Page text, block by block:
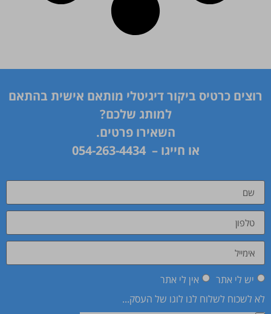
רוצים כרטיס ביקור דיגיטלי מותאם אישית בהתאם
למותג שלכם?
השאירו פרטים.
או חייגו –054-263-4434
יש לי אתר
אין לי אתר
לא לשכוח לשלוח לנו לוגו של העסק...